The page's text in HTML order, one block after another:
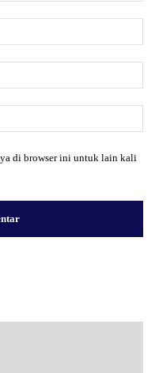
di browser ini untuk lain kali